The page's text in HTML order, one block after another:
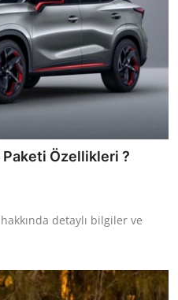
Özellikleri ?
detaylı bilgiler ve